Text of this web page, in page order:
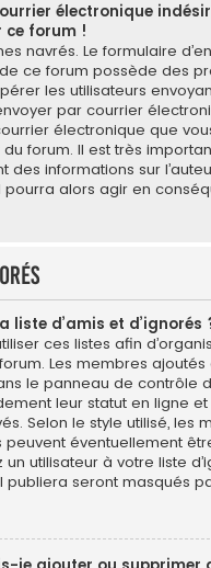
électronique
ce forum !
navrés. Le formulaire
ce forum possède des
les utilisateurs
par courrier
électronique que
forum. Il est très
des informations sur
pourra alors agir en
liste d’amis et d’ignorés
ces listes afin
Les membres ajoutés
le panneau de contrôle
leur statut en ligne
Selon le style utilisé, les
peuvent éventuellement
un utilisateur à votre liste
publiera seront masqués